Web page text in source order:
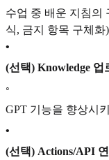
수업 중 배운 지침의
식, 금지 항목 구체화)
•
(선택) Knowledge 업
◦
GPT 기능을 향상시
•
(선택) Actions/API